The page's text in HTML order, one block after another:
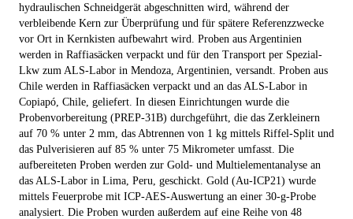
hydraulischen Schneidgerät abgeschnitten wird, während der
verbleibende Kern zur Überprüfung und für spätere Referenzzwecke
vor Ort in Kernkisten aufbewahrt wird. Proben aus Argentinien
werden in Raffiasäcken verpackt und für den Transport per Spezial-
Lkw zum ALS-Labor in Mendoza, Argentinien, versandt. Proben aus
Chile werden in Raffiasäcken verpackt und an das ALS-Labor in
Copiapó, Chile, geliefert. In diesen Einrichtungen wurde die
Probenvorbereitung (PREP-31B) durchgeführt, die das Zerkleinern
auf 70 % unter 2 mm, das Abtrennen von 1 kg mittels Riffel-Split und
das Pulverisieren auf 85 % unter 75 Mikrometer umfasst. Die
aufbereiteten Proben werden zur Gold- und Multielementanalyse an
das ALS-Labor in Lima, Peru, geschickt. Gold (Au-ICP21) wurde
mittels Feuerprobe mit ICP-AES-Auswertung an einer 30-g-Probe
analysiert. Die Proben wurden außerdem auf eine Reihe von 48